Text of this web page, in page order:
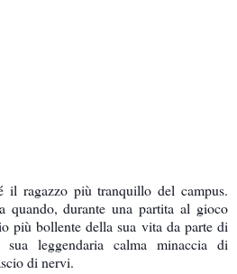
il ragazzo più tranquillo del campus.
quando, durante una partita al gioco
più bollente della sua vita da parte di
leggendaria calma minaccia di
di nervi.